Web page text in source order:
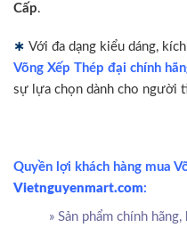
Cấp.
∗ Với đa dạng kiểu dáng,
Võng Xếp Thép đại chính
sự lựa chọn dành cho người
Quyền lợi khách hàng mua
Vietnguyenmart.com:
» Sản phẩm chính hãng,